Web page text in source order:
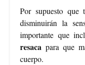
Por supuesto
disminuirán la
importante que
resaca para que
cuerpo.